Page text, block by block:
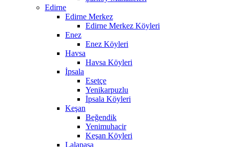
Edirne
Edirne Merkez
Edirne Merkez Köyleri
Enez
Enez Köyleri
Havsa
Havsa Köyleri
İpsala
Esetçe
Yenikarpuzlu
İpsala Köyleri
Keşan
Beğendik
Yenimuhacir
Keşan Köyleri
Lalapaşa